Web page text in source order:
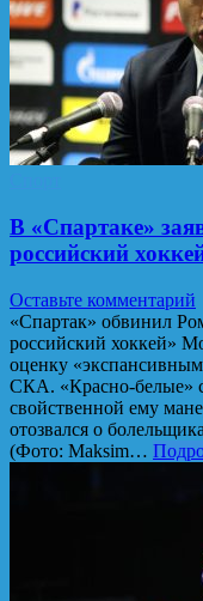
В «Спартаке»
российский
Оставьте комментарий
«Спартак» обвинил
российский хоккей»
оценку
СКА. «Красно-белые»
свойственной ему
отозвался о
(Фото: Maksim…